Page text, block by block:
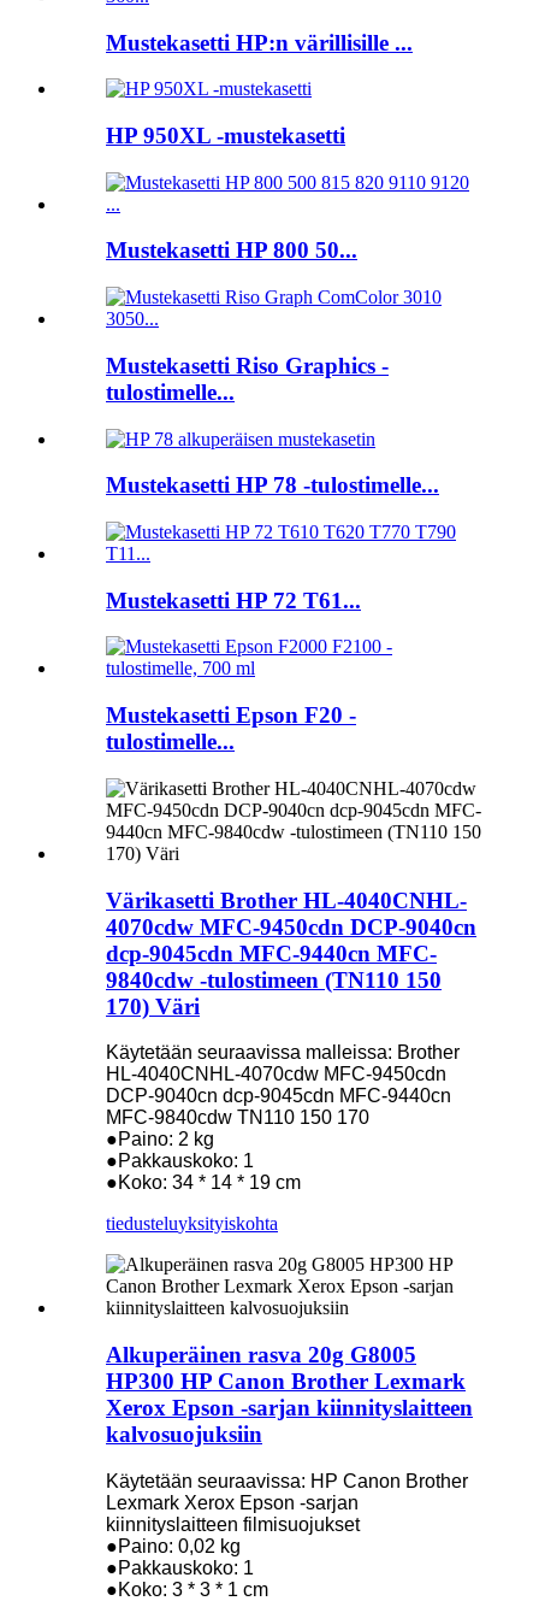
Mustekasetti HP:n värillisille ...
HP 950XL -mustekasetti
Mustekasetti HP 800 50...
Mustekasetti Riso Graphics -
tulostimelle...
Mustekasetti HP 78 -tulostimelle...
Mustekasetti HP 72 T61...
Mustekasetti Epson F20 -
tulostimelle...
Värikasetti Brother HL-4040CNHL-
4070cdw MFC-9450cdn DCP-9040cn
dcp-9045cdn MFC-9440cn MFC-
9840cdw -tulostimeen (TN110 150
170) Väri
Käytetään seuraavissa malleissa: Brother
HL-4040CNHL-4070cdw MFC-9450cdn
DCP-9040cn dcp-9045cdn MFC-9440cn
MFC-9840cdw TN110 150 170
●Paino: 2 kg
●Pakkauskoko: 1
●Koko: 34 * 14 * 19 cm
tiedusteluyksityiskohta
Alkuperäinen rasva 20g G8005
HP300 HP Canon Brother Lexmark
Xerox Epson -sarjan kiinnityslaitteen
kalvosuojuksiin
Käytetään seuraavissa: HP Canon Brother
Lexmark Xerox Epson -sarjan
kiinnityslaitteen filmisuojukset
●Paino: 0,02 kg
●Pakkauskoko: 1
●Koko: 3 * 3 * 1 cm